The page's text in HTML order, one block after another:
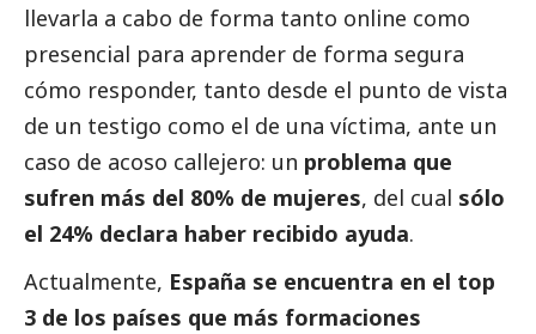
llevarla a cabo de forma tanto online como
presencial para aprender de forma segura
cómo responder, tanto desde el punto de vista
de un testigo como el de una víctima, ante un
caso de acoso callejero: un problema que
sufren más del 80% de mujeres, del cual sólo
el 24% declara haber recibido ayuda.
Actualmente, España se encuentra en el top
3 de los países que más formaciones